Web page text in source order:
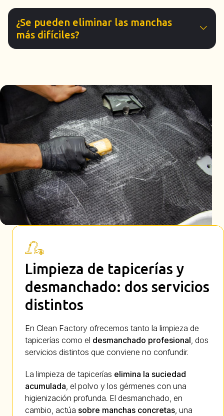
¿Se pueden eliminar las manchas
más difíciles?
Limpieza de tapicerías y
desmanchado: dos servicios
distintos
En Clean Factory ofrecemos tanto la limpieza de
tapicerías como el desmanchado profesional , dos
servicios distintos que conviene no confundir.
La limpieza de tapicerías elimina la suciedad
acumulada , el polvo y los gérmenes con una
higienización profunda. El desmanchado, en
cambio, actúa sobre manchas concretas , una